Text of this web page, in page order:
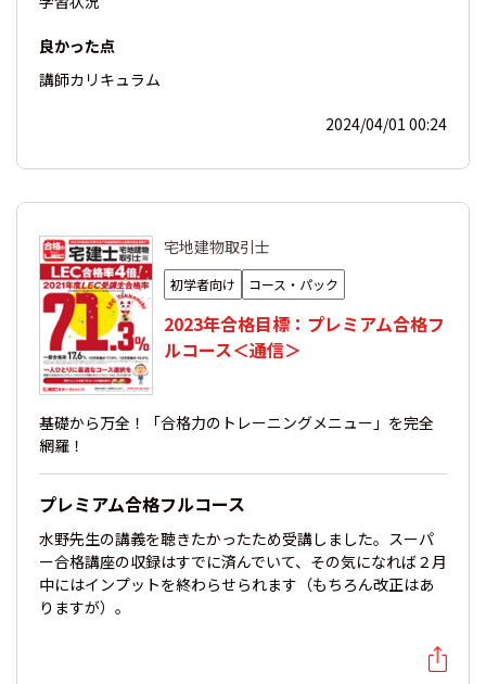
良かった点
講師カリキュラム
2024/04/01 00:24
宅地建物取引士
初学者向け コース・パック
2023年合格目標：プレミアム合格フ
ルコース＜通信＞
基礎から万全！「合格力のトレーニングメニュー」を完全
網羅！
プレミアム合格フルコース
水野先生の講義を聴きたかったため受講しました。スーパ
ー合格講座の収録はすでに済んでいて、その気になれば２月
中にはインプットを終わらせられます（もちろん改正はあ
りますが）。